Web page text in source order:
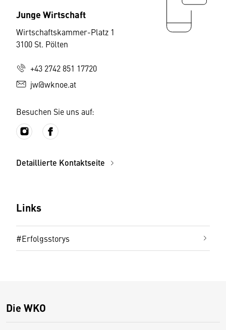
Junge Wirtschaft
Wirtschaftskammer-Platz 1
3100 St. Pölten
+43 2742 851 17720
jw@wknoe.at
Besuchen Sie uns auf:
Detaillierte Kontaktseite
Links
#Erfolgsstorys
Die WKO